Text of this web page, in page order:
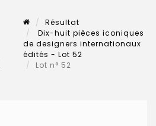
Résultat
Dix-huit pièces iconiques
de designers internationaux
édités - Lot 52
Lot n° 52